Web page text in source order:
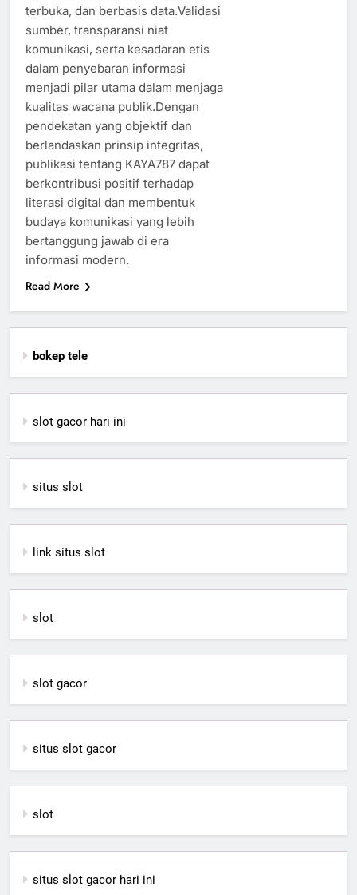
terbuka, dan berbasis data.Validasi
sumber, transparansi niat
komunikasi, serta kesadaran etis
dalam penyebaran informasi
menjadi pilar utama dalam menjaga
kualitas wacana publik.Dengan
pendekatan yang objektif dan
berlandaskan prinsip integritas,
publikasi tentang KAYA787 dapat
berkontribusi positif terhadap
literasi digital dan membentuk
budaya komunikasi yang lebih
bertanggung jawab di era
informasi modern.
Read More
bokep tele
slot gacor hari ini
situs slot
link situs slot
slot
slot gacor
situs slot gacor
slot
situs slot gacor hari ini